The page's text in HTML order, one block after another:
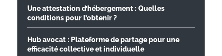
Une attestation d’hébergement : Quelles
conditions pour l’obtenir ?
Hub avocat : Plateforme de partage pour une
efficacité collective et individuelle